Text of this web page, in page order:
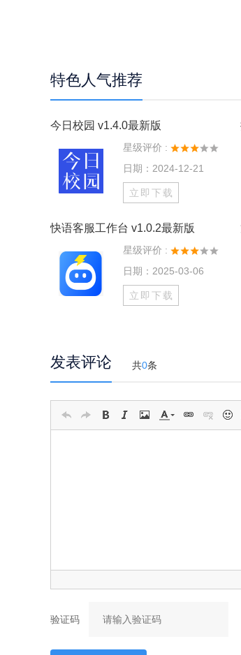
特色人气推荐
今日校园 v1.4.0最新版
星级评价 :
日期：2024-12-21
立即下载
快语客服工作台 v1.0.2最新版
星级评价 :
日期：2025-03-06
立即下载
发表评论 共0条
验证码